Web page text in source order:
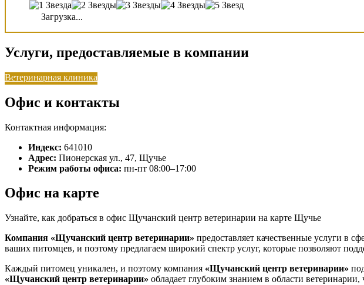
Загрузка...
Услуги, предоставляемые в компании
Ветеринарная клиника
Офис и контакты
Контактная информация:
Индекс: 641010
Адрес: Пионерская ул., 47, Щучье
Режим работы офиса: пн-пт 08:00–17:00
Офис на карте
Узнайте, как добраться в офис Щучанский центр ветеринарии на карте Щучье
Компания «Щучанский центр ветеринарии» предоставляет качественные услуги в
ваших питомцев, и поэтому предлагаем широкий спектр услуг, которые позволяют
Каждый питомец уникален, и поэтому компания «Щучанский центр ветеринарии»
«Щучанский центр ветеринарии» обладает глубоким знанием в области ветеринарии,